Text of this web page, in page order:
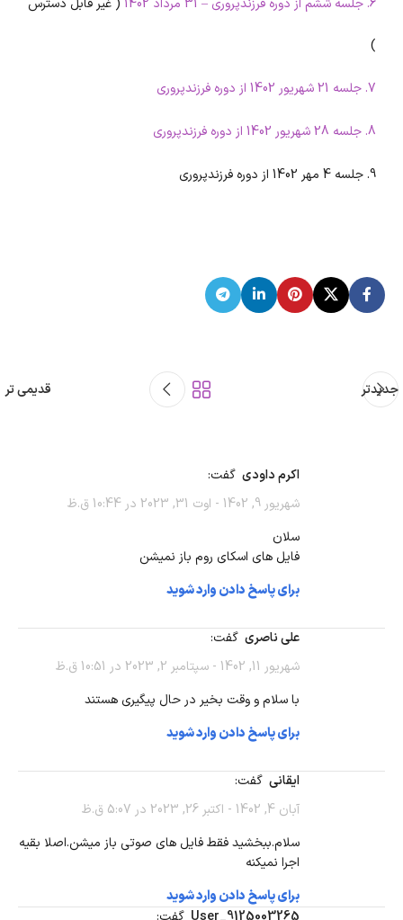
00:00 00:00 6. جلسه ششم از دوره فرزندپروری – 31 مرداد 1402 ( غیر قابل دسترس
)
7. جلسه 21 شهریور 1402 از دوره فرزندپروری
8. جلسه 28 شهریور 1402 از دوره فرزندپروری
9. جلسه 4 مهر 1402 از دوره فرزندپروری
جدیدتر قدیمی تر
اکرم داودی گفت:
شهریور 9, 1402 - اوت 31, 2023 در 10:44 ق.ظ
سلان
فایل های اسکای روم باز نمیشن
برای پاسخ دادن وارد شوید
علی ناصری گفت:
شهریور 11, 1402 - سپتامبر 2, 2023 در 10:51 ق.ظ
با سلام و وقت بخیر در حال پیگیری هستند
برای پاسخ دادن وارد شوید
ایقانی گفت:
آبان 4, 1402 - اکتبر 26, 2023 در 5:07 ق.ظ
سلام.ببخشید فقط فایل های صوتی باز میشن.اصلا بقیه
اجرا نمیکنه
برای پاسخ دادن وارد شوید